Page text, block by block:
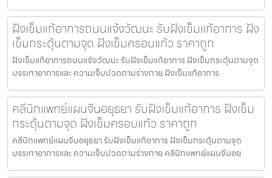
ฝังเข็มแก้อาการถนนแจ้งวัฒนะ รับฝังเข็มแก้อาการ ฝัง
เข็มกระตุ้นตามจุด ฝังเข็มครอบแก้ว ราคาถูก
ฝังเข็มแก้อาการถนนแจ้งวัฒนะ รับฝังเข็มแก้อาการ ฝังเข็มกระตุ้นตามจุด
บรรเทาอาการและ ความเจ็บปวดตามร่างกาย ฝังเข็มแก้อาการ
คลีนิกแพทย์แผนจีนอยุธยา รับฝังเข็มแก้อาการ ฝังเข็ม
กระตุ้นตามจุด ฝังเข็มครอบแก้ว ราคาถูก
คลีนิกแพทย์แผนจีนอยุธยา รับฝังเข็มแก้อาการ ฝังเข็มกระตุ้นตามจุด
บรรเทาอาการและ ความเจ็บปวดตามร่างกาย คลีนิกแพทย์แผนจีนอย